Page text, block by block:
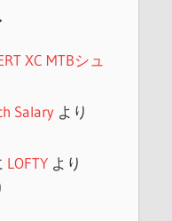
XC MTBシュ
Salaryより
LOFTYより